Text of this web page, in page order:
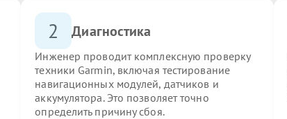
2 Диагностика
Инженер проводит комплексную проверку
техники Garmin, включая тестирование
навигационных модулей, датчиков и
аккумулятора. Это позволяет точно
определить причину сбоя.